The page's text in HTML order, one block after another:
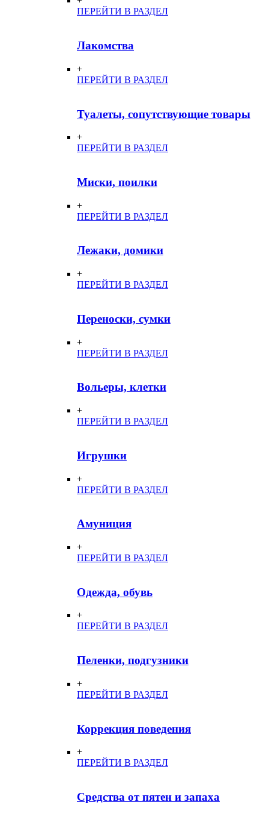
ПЕРЕЙТИ В РАЗДЕЛ
Лакомства
+
ПЕРЕЙТИ В РАЗДЕЛ
Туалеты, сопутствующие товары
+
ПЕРЕЙТИ В РАЗДЕЛ
Миски, поилки
+
ПЕРЕЙТИ В РАЗДЕЛ
Лежаки, домики
+
ПЕРЕЙТИ В РАЗДЕЛ
Переноски, сумки
+
ПЕРЕЙТИ В РАЗДЕЛ
Вольеры, клетки
+
ПЕРЕЙТИ В РАЗДЕЛ
Игрушки
+
ПЕРЕЙТИ В РАЗДЕЛ
Амуниция
+
ПЕРЕЙТИ В РАЗДЕЛ
Одежда, обувь
+
ПЕРЕЙТИ В РАЗДЕЛ
Пеленки, подгузники
+
ПЕРЕЙТИ В РАЗДЕЛ
Коррекция поведения
+
ПЕРЕЙТИ В РАЗДЕЛ
Средства от пятен и запаха